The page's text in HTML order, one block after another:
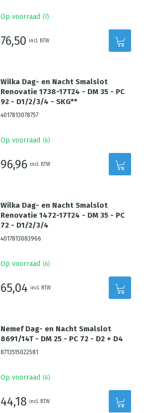
Op voorraad (7)
76,50 incl. BTW
Wilka Dag- en Nacht Smalslot
Renovatie 1738-17T24 - DM 35 - PC
92 - D1/2/3/4 - SKG**
4017813078757
Op voorraad (6)
96,96 incl. BTW
Wilka Dag- en Nacht Smalslot
Renovatie 1472-17T24 - DM 35 - PC
72 - D1/2/3/4
4017813083966
Op voorraad (6)
65,04 incl. BTW
Nemef Dag- en Nacht Smalslot
8691/14T - DM 25 - PC 72 - D2 + D4
8713515022581
Op voorraad (6)
44,18 incl. BTW